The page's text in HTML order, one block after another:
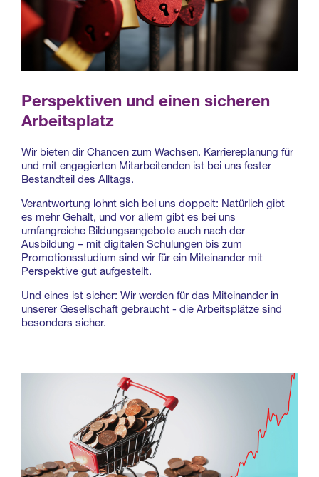
Perspektiven und einen sicheren
Arbeitsplatz
Wir bieten dir Chancen zum Wachsen. Karriereplanung für
und mit engagierten Mitarbeitenden ist bei uns fester
Bestandteil des Alltags.
Verantwortung lohnt sich bei uns doppelt: Natürlich gibt
es mehr Gehalt, und vor allem gibt es bei uns
umfangreiche Bildungsangebote auch nach der
Ausbildung – mit digitalen Schulungen bis zum
Promotionsstudium sind wir für ein Miteinander mit
Perspektive gut aufgestellt.
Und eines ist sicher: Wir werden für das Miteinander in
unserer Gesellschaft gebraucht - die Arbeitsplätze sind
besonders sicher.